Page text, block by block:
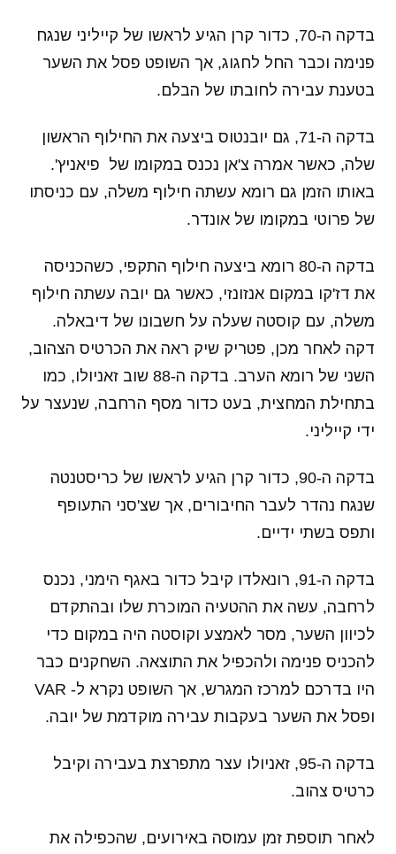
בדקה ה-70, כדור קרן הגיע לראשו של קייליני שנגח
פנימה וכבר החל לחגוג, אך השופט פסל את השער
בטענת עבירה לחובתו של הבלם.
בדקה ה-71, גם יובנטוס ביצעה את החילוף הראשון
שלה, כאשר אמרה צ'אן נכנס במקומו של פיאניץ'.
באותו הזמן גם רומא עשתה חילוף משלה, עם כניסתו
של פרוטי במקומו של אונדר.
בדקה ה-80 רומא ביצעה חילוף התקפי, כשהכניסה
את דז'קו במקום אנזונזי, כאשר גם יובה עשתה חילוף
משלה, עם קוסטה שעלה על חשבונו של דיבאלה.
דקה לאחר מכן, פטריק שיק ראה את הכרטיס הצהוב,
השני של רומא הערב. בדקה ה-88 שוב זאניולו, כמו
בתחילת המחצית, בעט כדור מסף הרחבה, שנעצר על
ידי קייליני.
בדקה ה-90, כדור קרן הגיע לראשו של כריסטנטה
שנגח נהדר לעבר החיבורים, אך שצ'סני התעופף
ותפס בשתי ידיים.
בדקה ה-91, רונאלדו קיבל כדור באגף הימני, נכנס
לרחבה, עשה את ההטעיה המוכרת שלו ובהתקדם
לכיוון השער, מסר לאמצע וקוסטה היה במקום כדי
להכניס פנימה ולהכפיל את התוצאה. השחקנים כבר
היו בדרכם למרכז המגרש, אך השופט נקרא ל- VAR
ופסל את השער בעקבות עבירה מוקדמת של יובה.
בדקה ה-95, זאניולו עצר מתפרצת בעבירה וקיבל
כרטיס צהוב.
לאחר תוספת זמן עמוסה באירועים, שהכפילה את